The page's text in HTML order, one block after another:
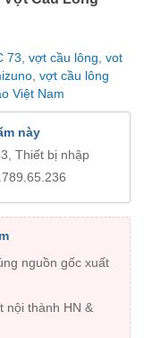
73 vợt cầu lông vot
vợt cầu lông
Việt Nam
này
Thiết bị nhập
nguồn gốc xuất
nội thành HN &